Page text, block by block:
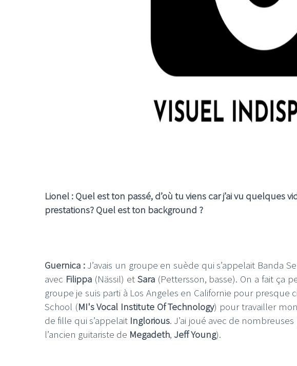
Lionel : Quel est ton passé, d’où tu viens car j’ai vu quelques
prestations? Quel est ton background ?
Guernica :J’avais un groupe en suède qui s’appelait Banda
avec Filippa(Nässil) et Sara(Pettersson, basse). On a fait ça
groupe je suis parti à Los Angeles en Californie pour presque
School (MI's Vocal Institute Of Technology) pour travailler
de fille qui s’appelaitInglorious. J’ai joué avec de
l’ancien guitariste de Megadeth, Jeff Young).
LE GROS RIFFIFI
LE GROS RIFFIFI –